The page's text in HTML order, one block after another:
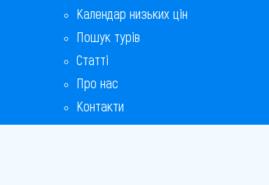
Календар низьких цін
Пошук турів
Статті
Про нас
Контакти
Бонусна програма